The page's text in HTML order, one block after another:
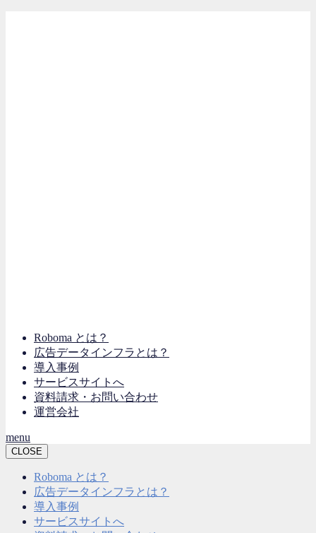
Roboma とは？
広告データインフラとは？
導入事例
サービスサイトへ
資料請求・お問い合わせ
運営会社
menu
CLOSE
Roboma とは？
広告データインフラとは？
導入事例
サービスサイトへ